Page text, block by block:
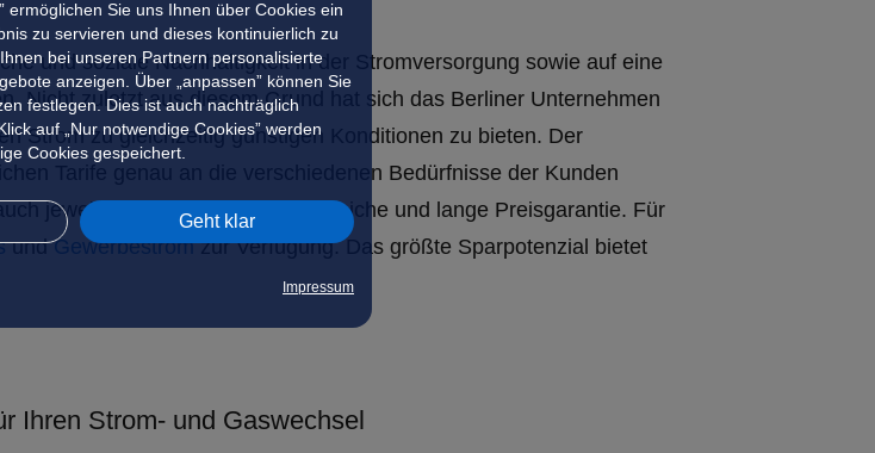
ermöglichen Sie uns Ihnen über Cookies ein
zu servieren und dieses kontinuierlich zu
bei unseren Partnern personalisierte
anzeigen. Über „anpassen” können Sie
festlegen. Dies ist auch nachträglich
auf „Nur notwendige Cookies” werden
Cookies gespeichert.
Geht klar
Impressum
und soziale Nachhaltigkeit in der Stromversorgung sowie auf eine
Nicht zuletzt aus diesem Grund hat sich das Berliner Unternehmen
Strom zu gleichzeitig günstigen Konditionen zu bieten. Der
Tarife genau an die verschiedenen Bedürfnisse der Kunden
jeweils eine möglichst umfangreiche und lange Preisgarantie. Für
undGewerbestromzur Verfügung. Das größte Sparpotenzial bietet
Ihren Strom- und Gaswechsel